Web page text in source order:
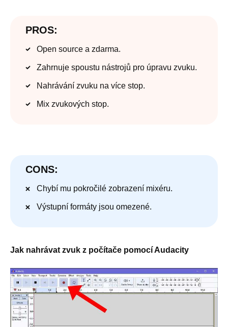
PROS:
Open source a zdarma.
Zahrnuje spoustu nástrojů pro úpravu zvuku.
Nahrávání zvuku na více stop.
Mix zvukových stop.
CONS:
Chybí mu pokročilé zobrazení mixéru.
Výstupní formáty jsou omezené.
Jak nahrávat zvuk z počítače pomocí Audacity